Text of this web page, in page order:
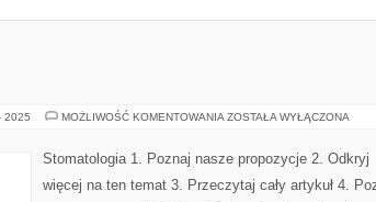
2025 MOŻLIWOŚĆ KOMENTOWANIA TERAPEUCI
ZOSTAŁA WYŁĄCZONA
Stomatologia 1. Poznaj nasze propozycje 2. Odkryj
więcej na ten temat 3. Przeczytaj cały artykuł 4.